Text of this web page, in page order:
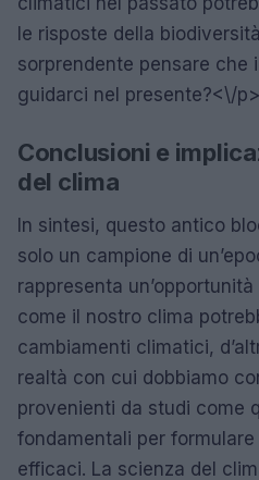
le risposte della
sorprendente pensare che
guidarci nel presente?<\/p>
Conclusioni e
del clima
In sintesi, questo antico
solo un campione di
rappresenta
come il nostro clima
cambiamenti climatici,
realtà con cui dobbiamo
provenienti da studi come
fondamentali per
efficaci. La scienza del